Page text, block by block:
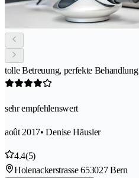
tolle Betreuung, perfekte Behandlung
sehr empfehlenswert
août 2017• Denise Häusler
4.4(5)
Holenackerstrasse 653027 Bern